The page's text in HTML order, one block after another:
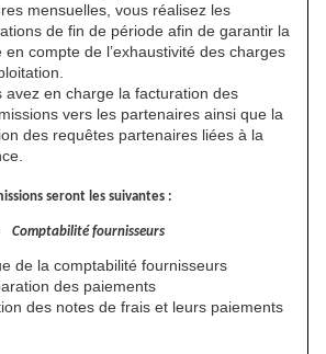
mensuelles, vous réalisez les
de fin de période afin de garantir la
en compte de l’exhaustivité des charges
avez en charge la facturation des
vers les partenaires ainsi que la
des requêtes partenaires liées à la
seront les suivantes :
Comptabilité fournisseurs
de la comptabilité fournisseurs
des paiements
des notes de frais et leurs paiements